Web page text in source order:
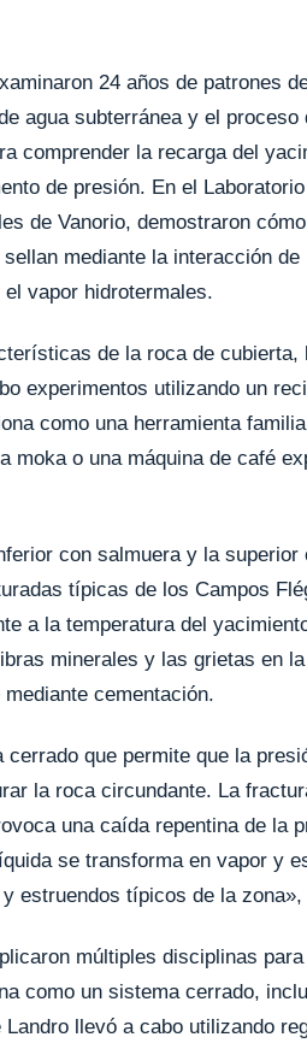
24 años de patrones
agua subterránea y el proceso
comprender la recarga del
de presión. En el
de Vanorio, demostraron
mediante la interacción
vapor hidrotermales.
de la roca de cubierta,
experimentos utilizando un
como una herramienta
moka o una máquina de café
con salmuera y la superior
típicas de los Campos
a la temperatura del
minerales y las grietas en
cementación.
cerrado que permite que la
la roca circundante. La
una caída repentina de la
se transforma en vapor y
estruendos típicos de la
múltiples disciplinas
como un sistema cerrado,
llevó a cabo utilizando